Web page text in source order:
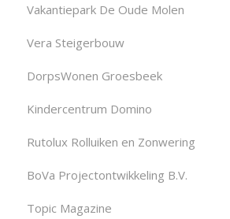
Vakantiepark De Oude Molen
Vera Steigerbouw
DorpsWonen Groesbeek
Kindercentrum Domino
Rutolux Rolluiken en Zonwering
BoVa Projectontwikkeling B.V.
Topic Magazine